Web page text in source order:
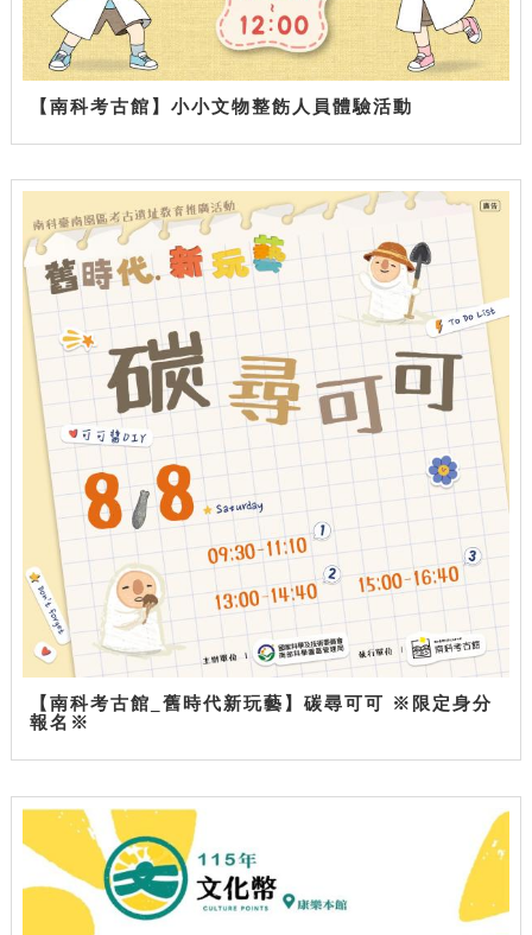
【南科考古館】小小文物整飭人員體驗活動
【南科考古館_舊時代新玩藝】碳尋可可 ※限定身分
報名※